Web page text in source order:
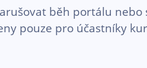
běh portálu
pouze pro účastníky